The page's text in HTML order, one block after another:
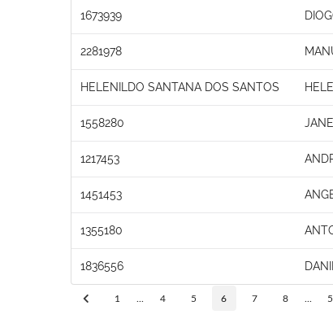
1673939
2281978
HELENILDO SANTANA DOS SANTOS
1558280
1217453
1451453
1355180
1836556
1 4 5 6 7 8